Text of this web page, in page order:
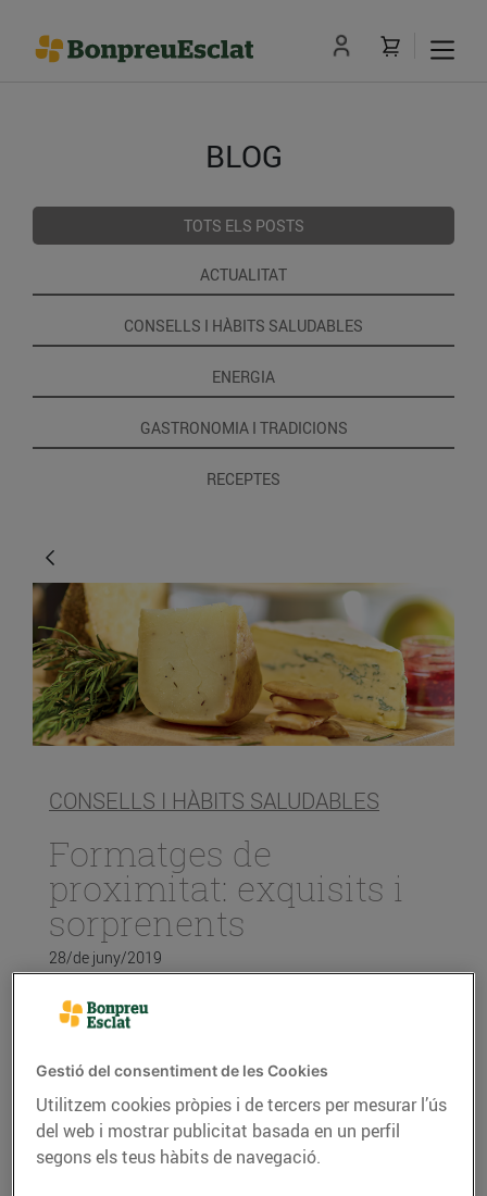
BLOG
TOTS ELS POSTS
ACTUALITAT
CONSELLS I HÀBITS SALUDABLES
ENERGIA
GASTRONOMIA I TRADICIONS
RECEPTES
CONSELLS I HÀBITS SALUDABLES
Formatges de
proximitat: exquisits i
sorprenents
28/de juny/2019
Molts elaboradors de formatges imprimeixen un
per referir-nos als que tenen una personalitat pròpia i
es distingeixen de les varietats més clàssiques i
tradicionals.
Gestió del consentiment de les Cookies
Utilitzem cookies pròpies i de tercers per mesurar l’ús
del web i mostrar publicitat basada en un perfil
segons els teus hàbits de navegació.